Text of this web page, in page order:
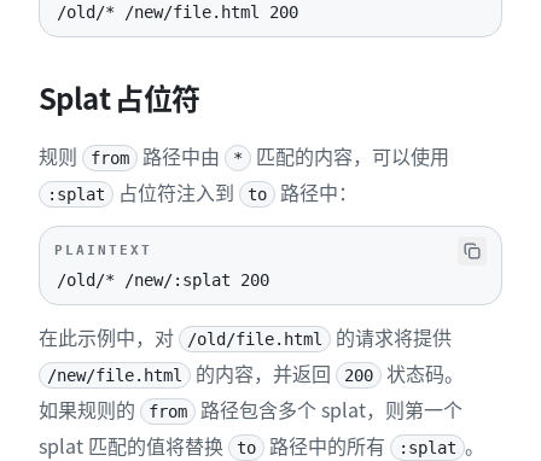
/old/* /new/file.html 200
Splat 占位符
规则 from 路径中由 * 匹配的内容，可以使用
:splat 占位符注入到 to 路径中：
PLAINTEXT
/old/* /new/:splat 200
在此示例中，对 /old/file.html 的请求将提供
/new/file.html 的内容，并返回 200
状态码。
如果规则的
from
路径包含多个 splat，则第一个
splat 匹配的值将替换
to 路径中的所有 :splat 。